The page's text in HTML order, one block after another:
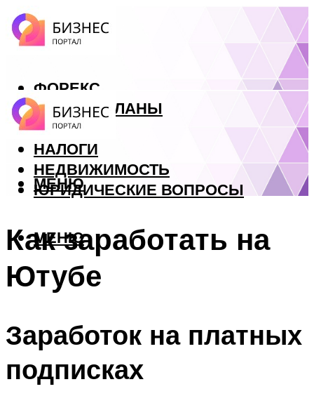
ФОРЕКС
БИЗНЕС ПЛАНЫ
КРЕДИТЫ
НАЛОГИ
НЕДВИЖИМОСТЬ
ЮРИДИЧЕСКИЕ ВОПРОСЫ
МЕНЮ
МЕНЮ
Как заработать на
Ютубе
Заработок на платных
подписках